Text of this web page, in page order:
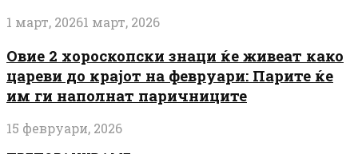
1 март, 20261 март, 2026
Овие 2 хороскопски знаци ќе живеат како
цареви до крајот на февруари: Парите ќе
им ги наполнат паричниците
15 февруари, 2026